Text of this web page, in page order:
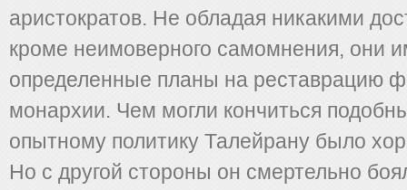
аристократов. Не обладая никакими
кроме неимоверного самомнения, они
определенные планы на реставрацию
монархии. Чем могли кончиться
опытному политику Талейрану было
Но с другой стороны он смертельно